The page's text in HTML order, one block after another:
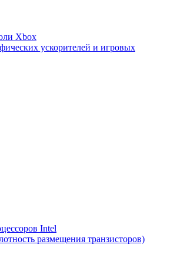
Xbox
ускорителей и игровых
Intel
размещения транзисторов)